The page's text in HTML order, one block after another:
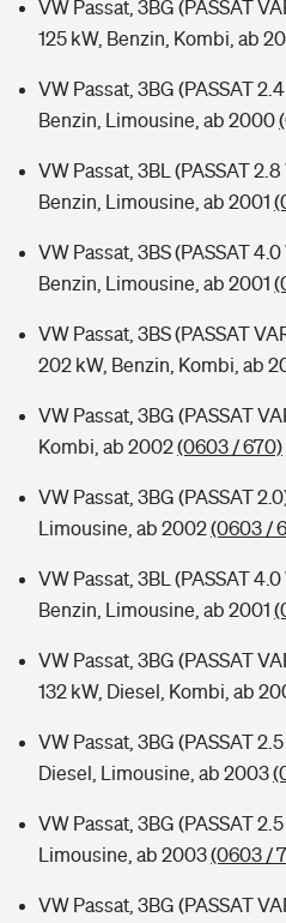
VW Passat, 3BG (PASSAT
125 kW, Benzin, Kombi, ab
VW Passat, 3BG (PASSAT
Benzin, Limousine, ab 2000
VW Passat, 3BL (PASSAT
Benzin, Limousine, ab 2001
VW Passat, 3BS (PASSAT
Benzin, Limousine, ab 2001
VW Passat, 3BS (PASSAT
202 kW, Benzin, Kombi, ab
VW Passat, 3BG (PASSAT
Kombi, ab 2002(0603 / 670)
VW Passat, 3BG (PASSAT
Limousine, ab 2002(0603 /
VW Passat, 3BL (PASSAT
Benzin, Limousine, ab 2001
VW Passat, 3BG (PASSAT
132 kW, Diesel, Kombi, ab
VW Passat, 3BG (PASSAT
Diesel, Limousine, ab 2003
VW Passat, 3BG (PASSAT
Limousine, ab 2003(0603 /
VW Passat, 3BG (PASSAT